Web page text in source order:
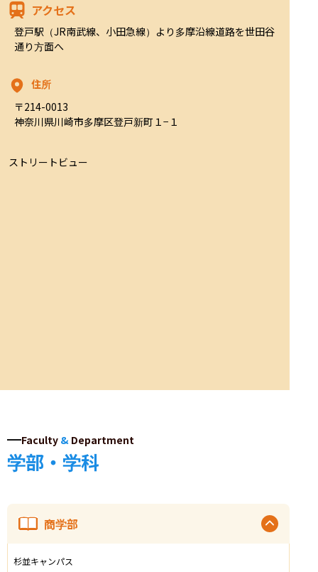
アクセス
登戸駅（JR南武線、小田急線）より多摩沿線道路を世田谷
通り方面へ
住所
〒214-0013
神奈川県川崎市多摩区登戸新町１−１
ストリートビュー
Faculty & Department
学部・学科
商学部
杉並キャンパス